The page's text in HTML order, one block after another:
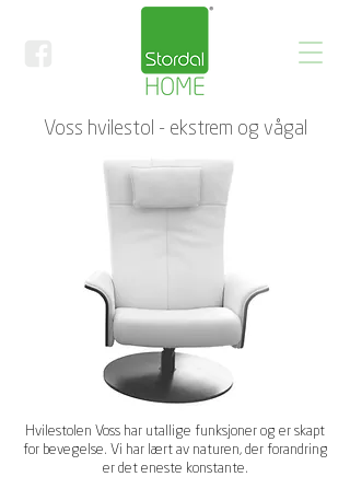
Voss hvilestol - ekstrem og vågal
Hvilestolen Voss har utallige funksjoner og er skapt
for bevegelse. Vi har lært av naturen, der forandring
er det eneste konstante.